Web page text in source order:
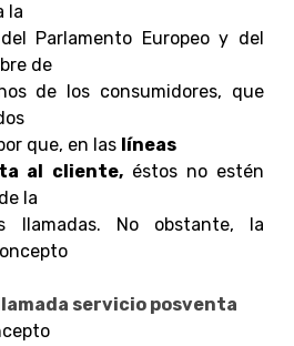
la
Parlamento Europeo y del
de
de los consumidores, que
que, en las líneas
al cliente,éstos no estén
la
llamadas. No obstante, la
servicio posventa